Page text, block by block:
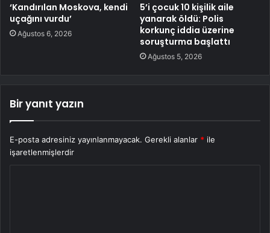
‘Kandırılan Moskova, kendi
uçağını vurdu’
Ağustos 6, 2026
5’i çocuk 10 kişilik aile
yanarak öldü: Polis
korkunç iddia üzerine
soruşturma başlattı
Ağustos 5, 2026
Bir yanıt yazın
E-posta adresiniz yayınlanmayacak. Gerekli alanlar * ile
işaretlenmişlerdir